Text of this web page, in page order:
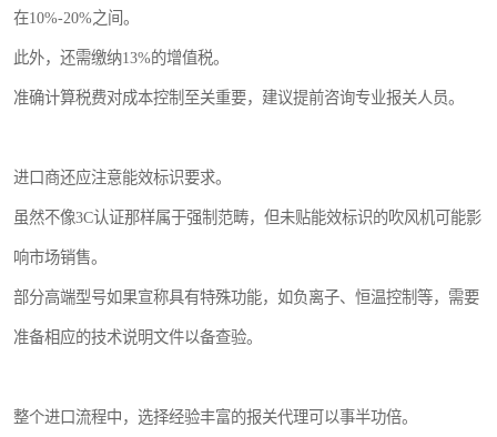
在10%-20%之间。
此外，还需缴纳13%的增值税。
准确计算税费对成本控制至关重要，建议提前咨询专业报关人员。
进口商还应注意能效标识要求。
虽然不像3C认证那样属于强制范畴，但未贴能效标识的吹风机可能影
响市场销售。
部分高端型号如果宣称具有特殊功能，如负离子、恒温控制等，需要
准备相应的技术说明文件以备查验。
整个进口流程中，选择经验丰富的报关代理可以事半功倍。